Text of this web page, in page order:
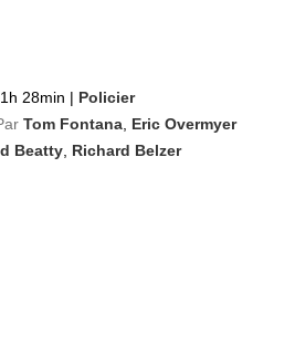
1h 28min | Policier
Tom Fontana Eric Overmyer
Beatty Richard Belzer